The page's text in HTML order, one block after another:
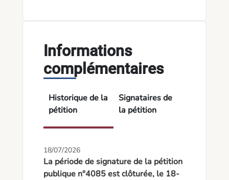
Informations
complémentaires
Historique de la
pétition
Signataires de
la pétition
18/07/2026
La période de signature de la pétition
publique n°4085 est clôturée, le 18-